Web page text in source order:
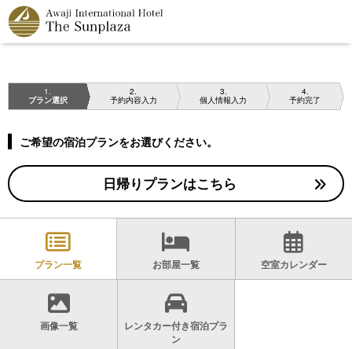
1
プラン選択
2
予約内容入力
3
個人情報入力
4
予約完了
ご希望の宿泊プランをお選びください。
日帰りプランはこちら
プラン一覧 お部屋一覧 空室カレンダー
画像一覧
レンタカー付き宿泊プラ
ン